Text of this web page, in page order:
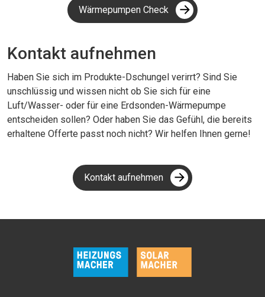
Wärmepumpen Check
Kontakt aufnehmen
Haben Sie sich im Produkte-Dschungel verirrt? Sind Sie
unschlüssig und wissen nicht ob Sie sich für eine
Luft/Wasser- oder für eine Erdsonden-Wärmepumpe
entscheiden sollen? Oder haben Sie das Gefühl, die bereits
erhaltene Offerte passt noch nicht? Wir helfen Ihnen gerne!
Kontakt aufnehmen